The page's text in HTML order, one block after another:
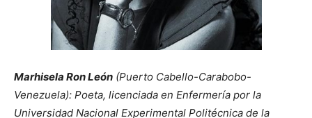
Marhisela Ron León (Puerto Cabello-Carabobo-
Venezuela): Poeta, licenciada en Enfermería por la
Universidad Nacional Experimental Politécnica de la